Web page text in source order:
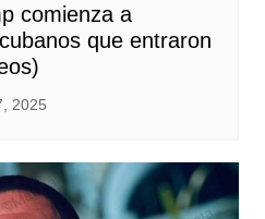
comienza a
que entraron
2025